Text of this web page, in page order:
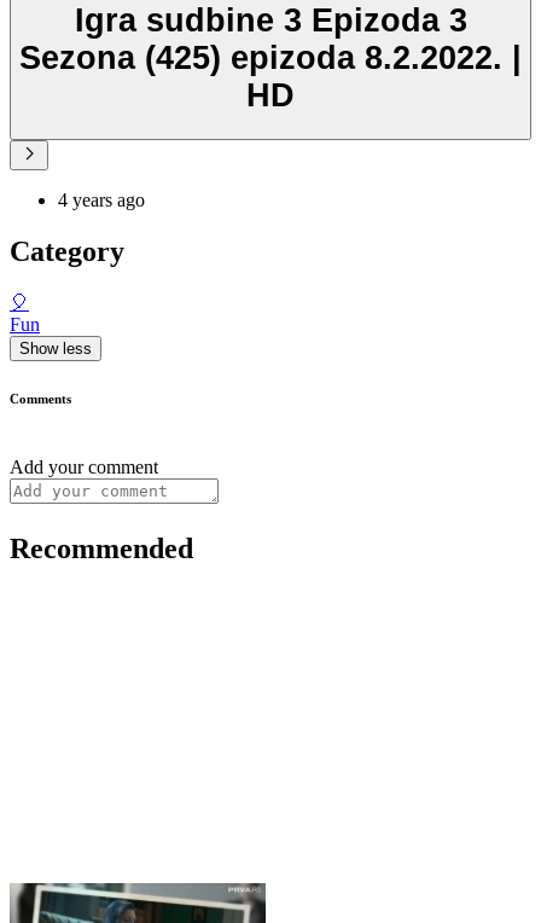
Igra sudbine 3 Epizoda 3
Sezona (425) epizoda 8.2.2022. |
HD
4 years ago
Category
🎈
Fun
Show less
Comments
Add your comment
Recommended